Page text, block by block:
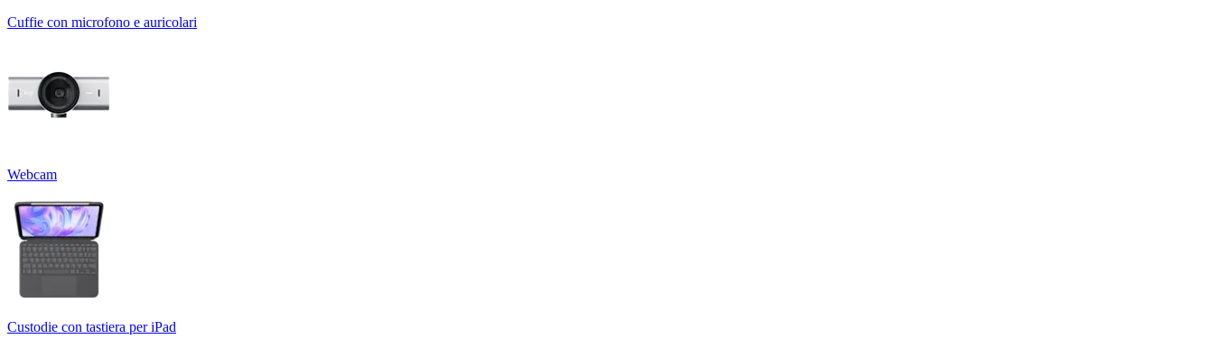
Cuffie con microfono e auricolari
Webcam
Custodie con tastiera per iPad